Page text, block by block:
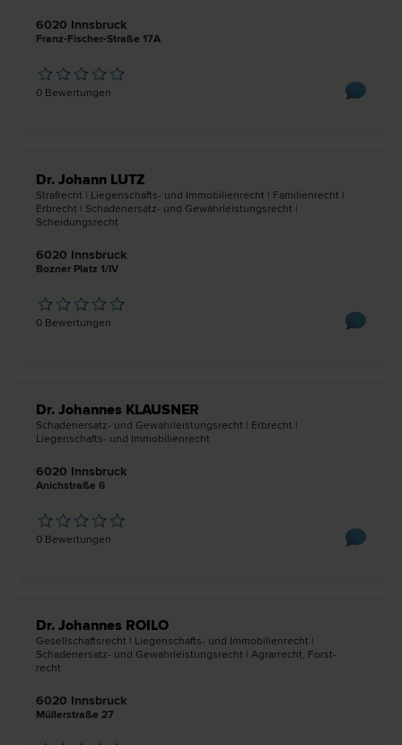
6020 Innsbruck
Franz-Fischer-Straße 17A
0 Bewertungen
Dr. Johann LUTZ
Straf­recht | Liegenschafts- und Immobilien­recht | Familien­recht |
Erb­recht | Schadenersatz- und Gewährleistungs­recht |
Scheidungs­recht
6020 Innsbruck
Bozner Platz 1/IV
0 Bewertungen
Dr. Johannes KLAUSNER
Schadenersatz- und Gewährleistungs­recht | Erb­recht |
Liegenschafts- und Immobilien­recht
6020 Innsbruck
Anichstraße 6
0 Bewertungen
Dr. Johannes ROILO
Gesellschafts­recht | Liegenschafts- und Immobilien­recht |
Schadenersatz- und Gewährleistungs­recht | Agrar­recht, Forst­
recht
6020 Innsbruck
Müllerstraße 27